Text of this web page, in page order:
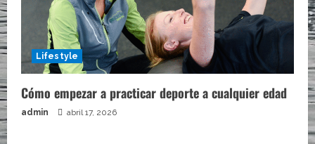
Lifestyle
Cómo empezar a practicar deporte a cualquier edad
admin abril 17, 2026